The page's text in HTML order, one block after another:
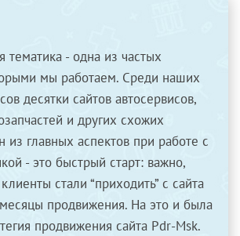
тематика - одна из частых
мы работаем. Среди наших
десятки сайтов автосервисов,
и других схожих
из главных аспектов при работе с
- это быстрый старт: важно,
стали “приходить” с сайта
продвижения. На это и была
продвижения сайта Pdr-Msk.